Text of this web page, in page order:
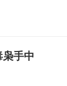
手中